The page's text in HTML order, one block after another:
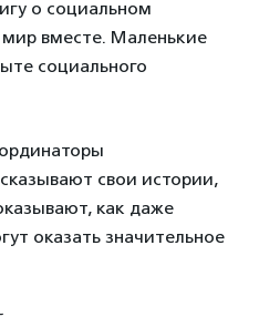
о социальном
вместе. Маленькие
социального
свои истории,
как даже
оказать значительное